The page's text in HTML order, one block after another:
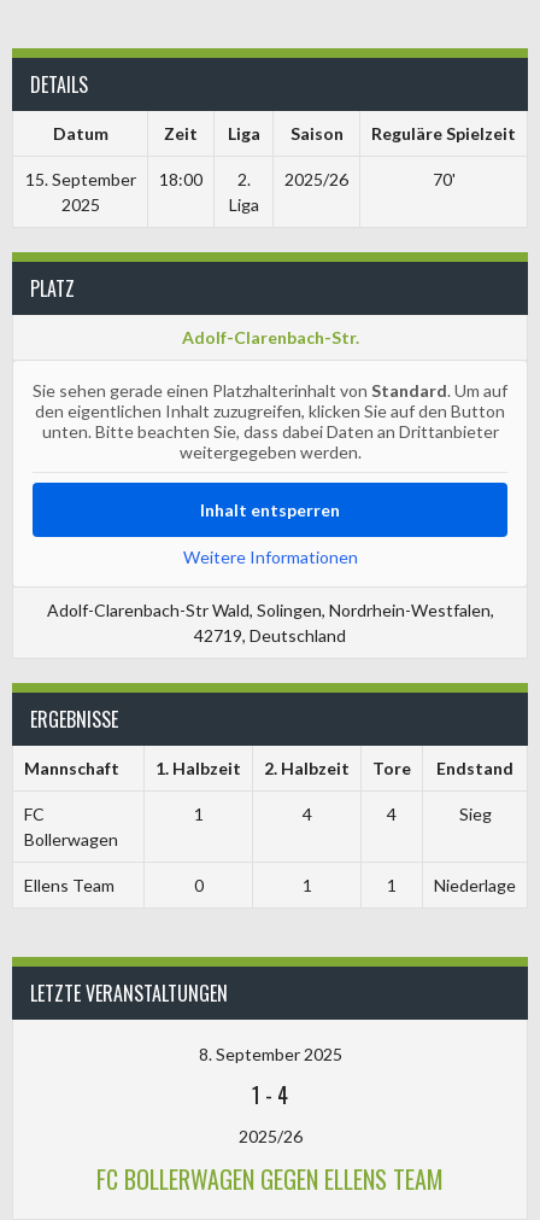
DETAILS
Datum Zeit Liga Saison Reguläre Spielzeit
15. September
2025
18:00
2.
Liga
2025/26 70'
PLATZ
Adolf-Clarenbach-Str.
Sie sehen gerade einen Platzhalterinhalt von Standard. Um auf
den eigentlichen Inhalt zuzugreifen, klicken Sie auf den Button
unten. Bitte beachten Sie, dass dabei Daten an Drittanbieter
weitergegeben werden.
Inhalt entsperren
Weitere Informationen
Adolf-Clarenbach-Str Wald, Solingen, Nordrhein-Westfalen,
42719, Deutschland
ERGEBNISSE
Mannschaft 1. Halbzeit 2. Halbzeit Tore Endstand
FC
Bollerwagen
1 4 4 Sieg
Ellens Team 0 1 1 Niederlage
LETZTE VERANSTALTUNGEN
8. September 2025
1 - 4
2025/26
FC BOLLERWAGEN GEGEN ELLENS TEAM